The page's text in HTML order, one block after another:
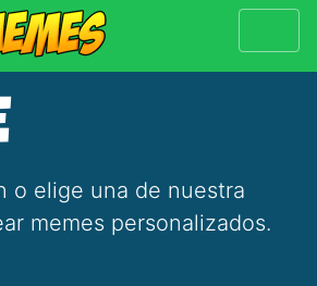
o elige una de nuestra
memes personalizados.